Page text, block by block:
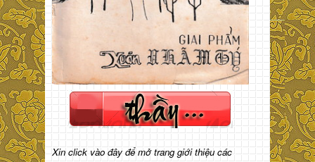
Xin click vào đây để mở trang giới thiệu các